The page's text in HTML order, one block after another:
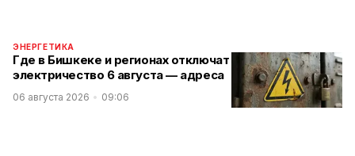
ЭНЕРГЕТИКА
Где в Бишкеке и регионах отключат
электричество 6 августа — адреса
06 августа 2026 09:06